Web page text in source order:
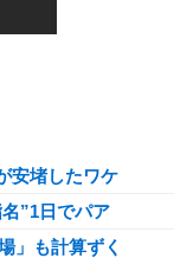
安堵したワケ
”1日でパア
」も計算ずく